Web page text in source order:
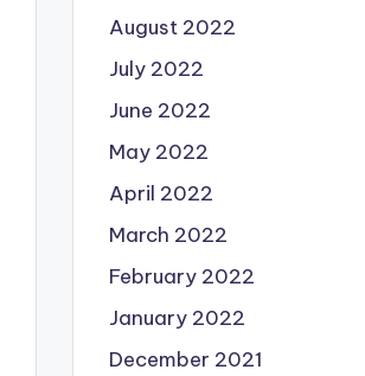
August 2022
July 2022
June 2022
May 2022
April 2022
March 2022
February 2022
January 2022
December 2021